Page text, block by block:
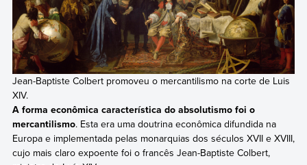
Jean-Baptiste Colbert promoveu o mercantilismo na corte de Luis
XIV.
A forma econômica característica do absolutismo foi o
mercantilismo. Esta era uma doutrina econômica difundida na
Europa e implementada pelas monarquias dos séculos XVII e XVIII,
cujo mais claro expoente foi o francês Jean-Baptiste Colbert,